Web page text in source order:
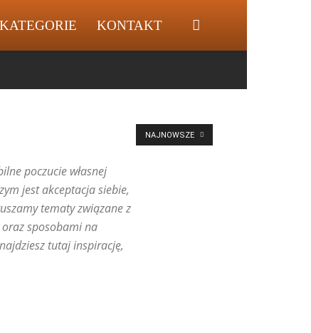
KATEGORIE KONTAKT
poczucie własnej
jest akceptacja siebie,
tematy związane z
oraz sposobami na
tutaj inspirację,
NAJNOWSZE